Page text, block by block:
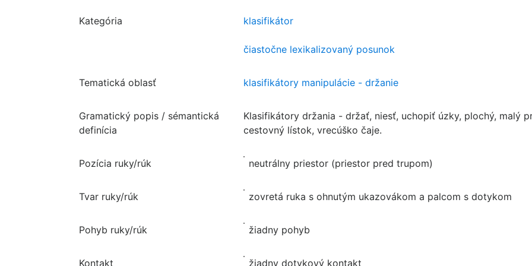
Kategória klasifikátor
čiastočne lexikalizovaný posunok
Tematická oblasť klasifikátory manipulácie - držanie
Gramatický popis / sémantická
definícia
Klasifikátory držania - držať, niesť, uchopiť úzky, plochý, malý
cestovný lístok, vrecúško čaje.
Pozícia ruky/rúk neutrálny priestor (priestor pred trupom)
Tvar ruky/rúk zovretá ruka s ohnutým ukazovákom a palcom s dotykom
Pohyb ruky/rúk žiadny pohyb
Kontakt žiadny dotykový kontakt